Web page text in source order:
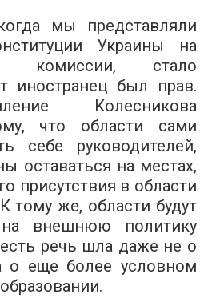
мы представляли
Украины на
комиссии, стало
иностранец был прав.
Колесникова
что области сами
себе руководителей,
оставаться на местах,
присутствия в области
тому же, области будут
внешнюю политику
речь шла даже не о
о еще более условном